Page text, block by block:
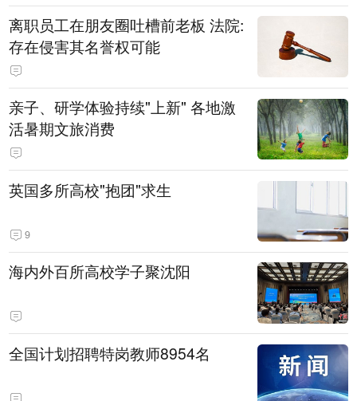
离职员工在朋友圈吐槽前老板 法院:
存在侵害其名誉权可能
亲子、研学体验持续"上新" 各地激
活暑期文旅消费
英国多所高校"抱团"求生
9
海内外百所高校学子聚沈阳
全国计划招聘特岗教师8954名